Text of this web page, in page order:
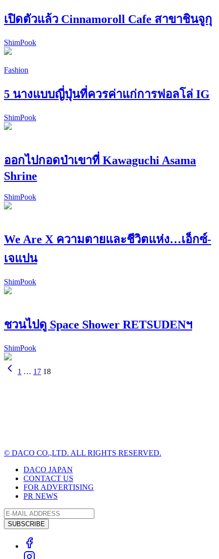
เปิดตัวแล้ว Cinnamoroll Cafe สาขาชินจูกุ
ShimPook
Fashion
5 นางแบบญี่ปุ่นที่ควรค่าแก่การฟอลโล่ IG
ShimPook
ออกไปกอดป่าเขาที่ Kawaguchi Asama
Shrine
ShimPook
We Are X ความตายและชีวิตแห่ง…เอ็กซ์-
เจแปน
ShimPook
ชวนไปดู Space Shower RETSUDENฯ
ShimPook
1 … 17 18
© DACO CO.,LTD. ALL RIGHTS RESERVED.
DACO JAPAN
CONTACT US
FOR ADVERTISING
PR NEWS